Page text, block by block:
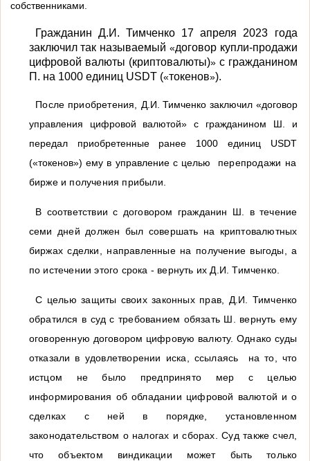
собственниками.
ГражданинД.И. Тимченко 17 апреля 2023 года
заключил так называемый «договор купли-продажи
цифровой валюты (криптовалюты)»с гражданином
П. на 1000 единиц USDT («токенов»).
После приобретения, Д.И. Тимченко заключил «договор
управления цифровой валютой» с гражданином Ш. и
передал приобретенные ранее 1000 единиц USDT
(«токенов») ему в управление с целью перепродажи на
бирже и получения прибыли.
В соответствии с договором гражданин Ш. в течение
семи дней должен был совершать на криптовалютных
биржах сделки, направленные на получение выгоды, а
по истечении этого срока - вернуть их Д.И. Тимченко.
С целью защиты своих законных прав, Д.И. Тимченко
обратился в суд с требованием обязать Ш. вернуть ему
оговоренную договором цифровую валюту. Однако суды
отказали в удовлетворении иска, ссылаясь на то, что
истцом не было предпринято мер с целью
информирования об обладании цифровой валютой и о
сделках с ней в порядке, установленном
законодательством о налогах и сборах. Суд также счел,
что объектом виндикации может быть только